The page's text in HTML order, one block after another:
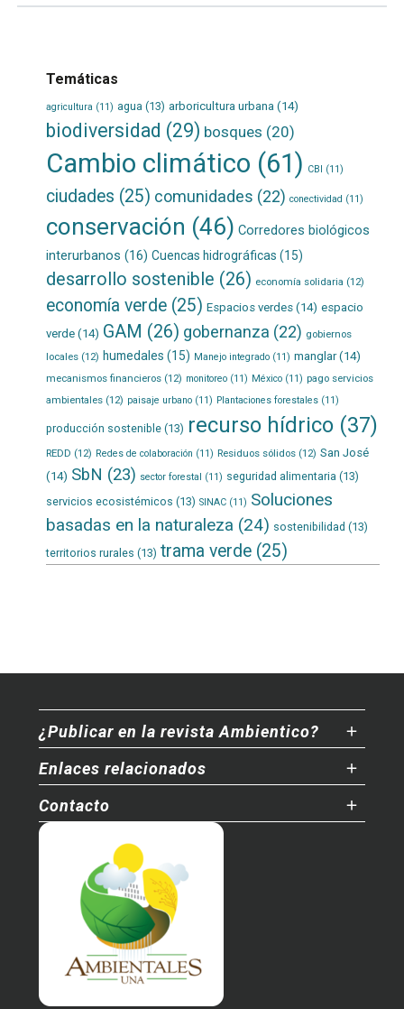
Temáticas
agricultura (11) agua (13) arboricultura urbana(14)
biodiversidad (29) bosques (20)
Cambio climático (61) CBI (11)
ciudades (25) comunidades (22) conectividad (11)
conservación (46) Corredores biológicos
interurbanos (16) Cuencas hidrográficas (15)
desarrollo sostenible (26) economía solidaria (12)
economía verde(25) Espacios verdes(14) espacio
verde(14) GAM (26) gobernanza (22) gobiernos
locales(12) humedales (15) Manejo integrado(11) manglar(14)
mecanismos financieros(12) monitoreo(11) México(11) pago servicios
ambientales(12) paisaje urbano(11) Plantaciones forestales(11)
producción sostenible(13) recurso hídrico(37)
REDD (12) Redes de colaboración (11) Residuos sólidos(12) San José
(14) SbN (23) sector forestal (11) seguridad alimentaria (13)
servicios ecosistémicos (13) SINAC(11) Soluciones
basadas en la naturaleza (24) sostenibilidad (13)
territorios rurales (13) trama verde(25)
¿Publicar en la revista Ambientico?
Enlaces relacionados
Contacto